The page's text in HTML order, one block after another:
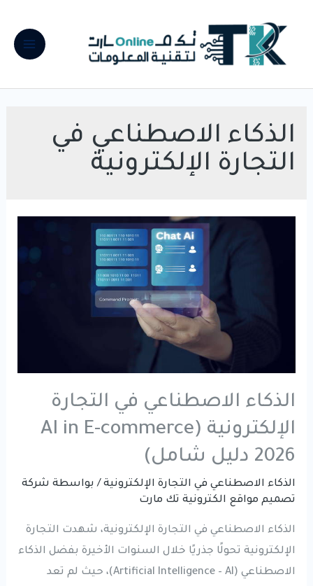
المحتوى
الذكاء الاصطناعي في
التجارة الإلكترونية
الذكاء الاصطناعي في التجارة
الإلكترونية (AI in E-commerce
2026 دليل شامل)
الذكاء الاصطناعي في التجارة الإلكترونية / بواسطة شركة
تصميم مواقع الكترونية تك مارت
الذكاء الاصطناعي في التجارة الإلكترونية، شهدت التجارة
الإلكترونية تحولًا جذريًا خلال السنوات الأخيرة بفضل الذكاء
الاصطناعي (Artificial Intelligence – AI)، حيث لم تعد